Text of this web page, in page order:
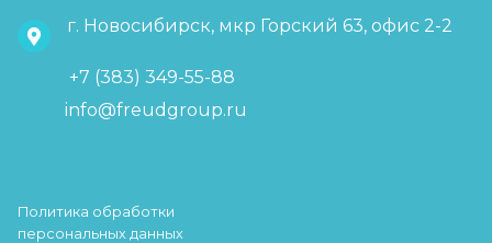
г. Новосибирск, мкр Горский 63, офис 2-2
+7 (383) 349-55-88
info@freudgroup.ru
Политика обработки
персональных данных